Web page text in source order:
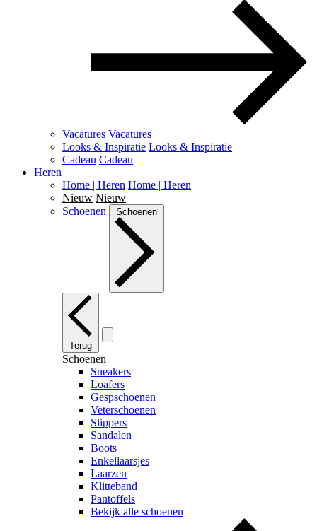
Vacatures Vacatures
Looks & Inspiratie Looks & Inspiratie
Cadeau Cadeau
Heren
Home | Heren Home | Heren
Nieuw Nieuw
Schoenen
Schoenen
Terug
Schoenen
Sneakers
Loafers
Gespschoenen
Veterschoenen
Slippers
Sandalen
Boots
Enkellaarsjes
Laarzen
Klitteband
Pantoffels
Bekijk alle schoenen